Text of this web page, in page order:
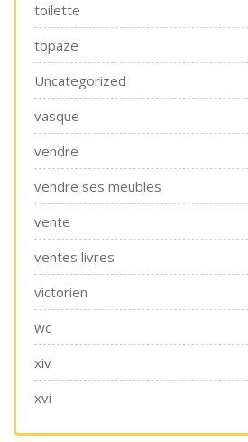
toilette
topaze
Uncategorized
vasque
vendre
vendre ses meubles
vente
ventes livres
victorien
wc
xiv
xvi